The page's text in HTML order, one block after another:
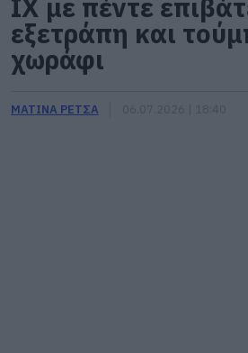
ΙΧ με πέντε
εξετράπη και
χωράφι
ΜΑΤΙΝΑ ΡΕΤΣΑ